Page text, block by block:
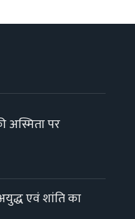
अस्मिता पर
एवं शांति का